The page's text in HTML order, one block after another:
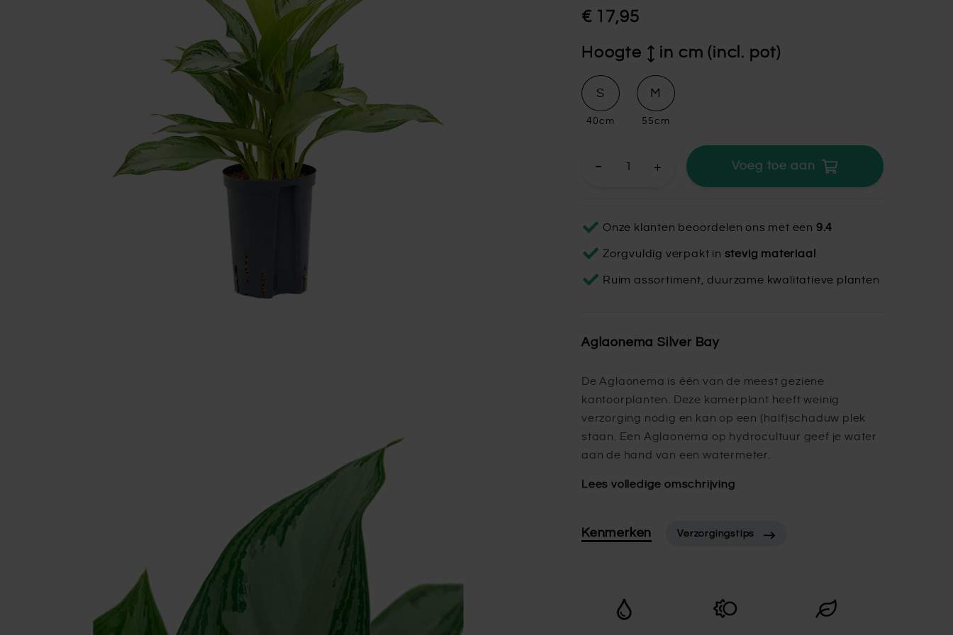
€ 17,95
Hoogte in cm (incl. pot)
S
40cm
M
55cm
+ Voeg toe aan
Onze klanten beoordelen ons met een 9.4
Zorgvuldig verpakt in stevig materiaal
Ruim assortiment, duurzame kwalitatieve planten
Aglaonema Silver Bay
De Aglaonema is één van de meest geziene
kantoorplanten. Deze kamerplant heeft weinig
verzorging nodig en kan op een (half)schaduw plek
staan. Een Aglaonema op hydrocultuur geef je water
aan de hand van een watermeter.
Lees volledige omschrijving
Kenmerken Verzorgingstips